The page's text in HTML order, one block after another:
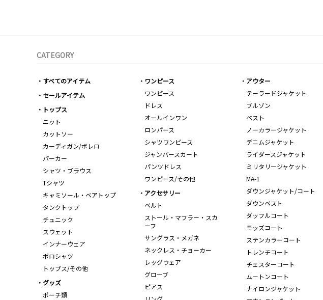
CATEGORY
すべてのアイテム
セールアイテム
トップス
ニット
カットソー
カーディガン/ボレロ
パーカー
シャツ・ブラウス
Tシャツ
キャミソール・ベアトップ
タンクトップ
チュニック
スウェット
インナーウェア
ポロシャツ
トップス/その他
ワンピース
ワンピース
ドレス
オールインワン
ロンパース
シャツワンピース
ジャンパースカート
パンツドレス
ワンピース/その他
アウター
テーラードジャケット
ブルゾン
ベスト
ノーカラージャケット
デニムジャケット
ライダースジャケット
ミリタリージャケット
MA-1
ダウンジャケット/コート
ダウンベスト
ダッフルコート
モッズコート
ステンカラーコート
トレンチコート
チェスターコート
ムートンコート
ナイロンジャケット
アクセサリー
ベルト
ストール・マフラー・スカ
ーフ
サングラス・メガネ
ネックレス・チョーカー
レッグウェア
グローブ
ピアス
グッズ
ポーチ類